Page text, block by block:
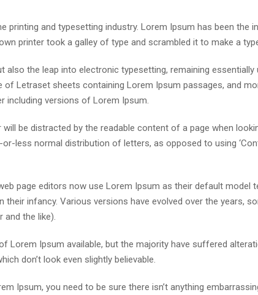
and typesetting industry. Lorem Ipsum has been the
printer took a galley of type and scrambled it to make a
also the leap into electronic typesetting, remaining essentially
of Letraset sheets containing Lorem Ipsum passages, and
including versions of Lorem Ipsum.
be distracted by the readable content of a page when
less normal distribution of letters, as opposed to using
page editors now use Lorem Ipsum as their default model
their infancy. Various versions have evolved over the years,
and the like).
Lorem Ipsum available, but the majority have suffered
don’t look even slightly believable.
Ipsum, you need to be sure there isn’t anything